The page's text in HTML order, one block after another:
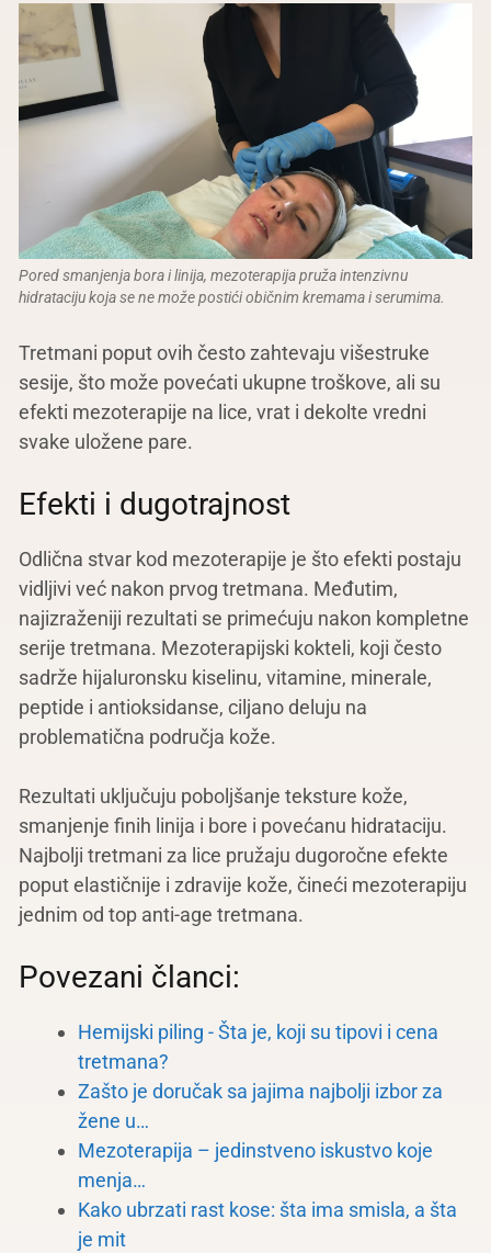
Pored smanjenja bora i linija, mezoterapija pruža intenzivnu
hidrataciju koja se ne može postići običnim kremama i serumima.
Tretmani poput ovih često zahtevaju višestruke
sesije, što može povećati ukupne troškove, ali su
efekti mezoterapije na lice, vrat i dekolte vredni
svake uložene pare.
Efekti i dugotrajnost
Odlična stvar kod mezoterapije je što efekti postaju
vidljivi već nakon prvog tretmana. Međutim,
najizraženiji rezultati se primećuju nakon kompletne
serije tretmana. Mezoterapijski kokteli, koji često
sadrže hijaluronsku kiselinu, vitamine, minerale,
peptide i antioksidanse, ciljano deluju na
problematična područja kože.
Rezultati uključuju poboljšanje teksture kože,
smanjenje finih linija i bore i povećanu hidrataciju.
Najbolji tretmani za lice pružaju dugoročne efekte
poput elastičnije i zdravije kože, čineći mezoterapiju
jednim od top anti-age tretmana.
Povezani članci:
Hemijski piling - Šta je, koji su tipovi i cena
tretmana?
Zašto je doručak sa jajima najbolji izbor za
žene u…
Mezoterapija – jedinstveno iskustvo koje
menja…
Kako ubrzati rast kose: šta ima smisla, a šta
je mit